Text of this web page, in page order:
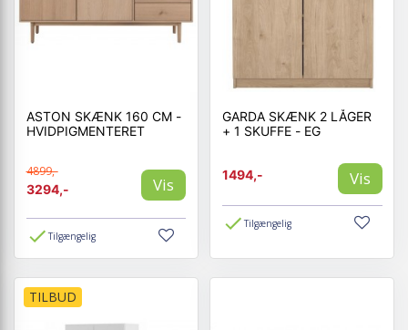
ASTON SKÆNK 160 CM -
HVIDPIGMENTERET
4899,-
3294,-
Vis
Tilgængelig
GARDA SKÆNK 2 LÅGER
+ 1 SKUFFE - EG
1494,- Vis
Tilgængelig
TILBUD